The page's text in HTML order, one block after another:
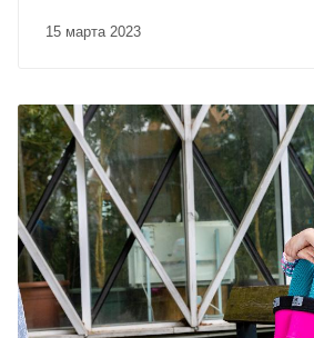
15 марта 2023